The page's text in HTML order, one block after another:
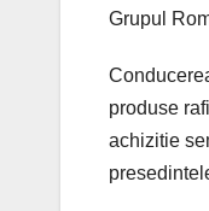
Grupul
produse
achizitie